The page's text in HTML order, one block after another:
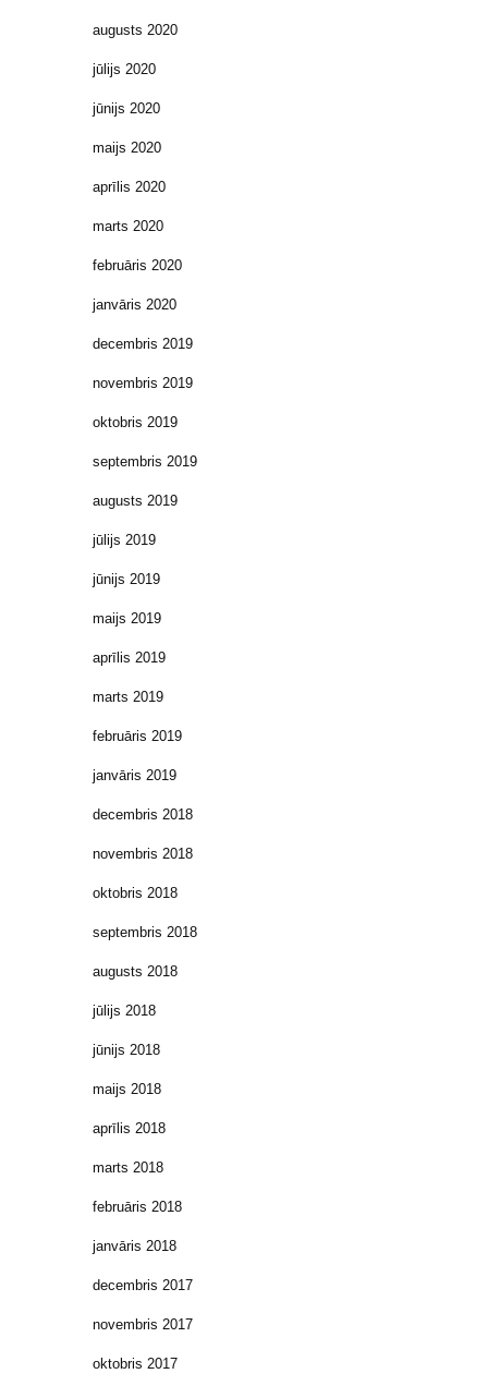
augusts 2020
jūlijs 2020
jūnijs 2020
maijs 2020
aprīlis 2020
marts 2020
februāris 2020
janvāris 2020
decembris 2019
novembris 2019
oktobris 2019
septembris 2019
augusts 2019
jūlijs 2019
jūnijs 2019
maijs 2019
aprīlis 2019
marts 2019
februāris 2019
janvāris 2019
decembris 2018
novembris 2018
oktobris 2018
septembris 2018
augusts 2018
jūlijs 2018
jūnijs 2018
maijs 2018
aprīlis 2018
marts 2018
februāris 2018
janvāris 2018
decembris 2017
novembris 2017
oktobris 2017